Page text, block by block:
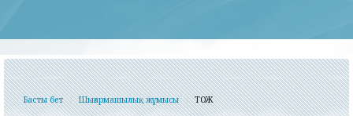
Басты бет Шығармашылық жұмысы ТОЖ